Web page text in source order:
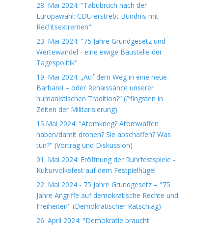
28. Mai 2024: "Tabubruch nach der
Europawahl: CDU erstrebt Bündnis mit
Rechtsextremen"
23. Mai 2024: "75 Jahre Grundgesetz und
Wertewandel - eine ewige Baustelle der
Tagespolitik"
19. Mai 2024: „Auf dem Weg in eine neue
Barbarei – oder Renaissance unserer
humanistischen Tradition?“ (Pfingsten in
Zeiten der Militarisierung)
15.Mai 2024: "Atomkrieg? Atomwaffen
haben/damit drohen? Sie abschaffen? Was
tun?" (Vortrag und Diskussion)
01. Mai 2024: Eröffnung der Ruhrfestspiele -
Kulturvolksfest auf dem Festpielhügel
22. Mai 2024 - 75 Jahre Grundgesetz – "75
Jahre Angriffe auf demokratische Rechte und
Freiheiten" (Demokratischer Ratschlag)
26. April 2024: "Demokratie braucht